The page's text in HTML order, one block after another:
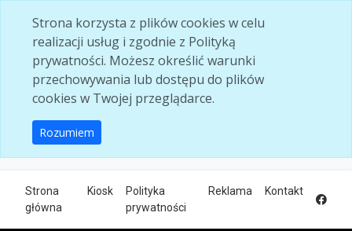
Strona korzysta z plików cookies w celu
realizacji usług i zgodnie z Polityką
prywatności. Możesz określić warunki
przechowywania lub dostępu do plików
cookies w Twojej przeglądarce.
Rozumiem
Strona
główna
Kiosk
Polityka
prywatności
Reklama Kontakt